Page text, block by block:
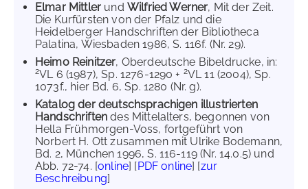
Elmar Mittler und Wilfried Werner, Mit der Zeit.
Die Kurfürsten von der Pfalz und die
Heidelberger Handschriften der Bibliotheca
Palatina, Wiesbaden 1986, S. 116f. (Nr. 29).
Heimo Reinitzer, Oberdeutsche Bibeldrucke, in:
2VL 6 (1987), Sp. 1276-1290 + 2VL 11 (2004), Sp.
1073f., hier Bd. 6, Sp. 1280 (Nr. g).
Katalog der deutschsprachigen illustrierten
Handschriften des Mittelalters, begonnen von
Hella Frühmorgen-Voss, fortgeführt von
Norbert H. Ott zusammen mit Ulrike Bodemann,
Bd. 2, München 1996, S. 116-119 (Nr. 14.0.5) und
Abb. 72-74. [online] [PDF online] [zur
Beschreibung]